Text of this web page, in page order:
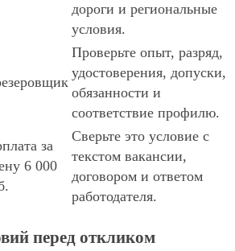
дороги и региональные
условия.
Проверьте опыт, разряд,
удостоверения, допуски,
обязанности и
соответствие профилю.
за
6 000
Сверьте это условие с
текстом вакансии,
договором и ответом
работодателя.
перед откликом